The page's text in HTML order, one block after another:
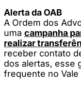
Alerta da OAB
A Ordem dos
uma campanha
realizar
receber contato
dos alertas, esse
frequente no Vale